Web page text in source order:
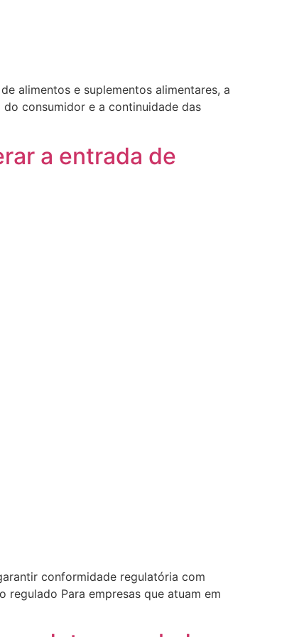
alimentos e suplementos alimentares, a
consumidor e a continuidade das
a entrada de
conformidade regulatória com
Para empresas que atuam em